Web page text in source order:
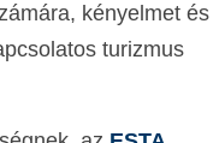
kényelmet és
turizmus